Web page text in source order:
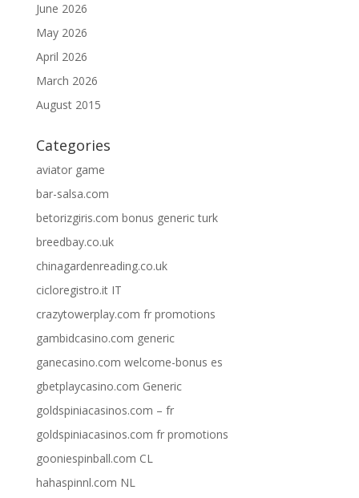
June 2026
May 2026
April 2026
March 2026
August 2015
Categories
aviator game
bar-salsa.com
betorizgiris.com bonus generic turk
breedbay.co.uk
chinagardenreading.co.uk
cicloregistro.it IT
crazytowerplay.com fr promotions
gambidcasino.com generic
ganecasino.com welcome-bonus es
gbetplaycasino.com Generic
goldspiniacasinos.com – fr
goldspiniacasinos.com fr promotions
gooniespinball.com CL
hahaspinnl.com NL